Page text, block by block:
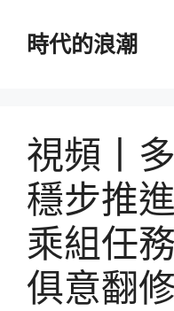
時代的浪潮
視頻丨
穩步推
乘組任
俱意翻